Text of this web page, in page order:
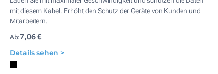
mit diesem Kabel. Erhöht den Schutz der Geräte von Kunden und
Mitarbeitern.
Ab:7,06 €
Details sehen >